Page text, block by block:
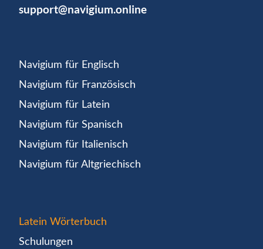
support@navigium.online
Navigium für Englisch
Navigium für Französisch
Navigium für Latein
Navigium für Spanisch
Navigium für Italienisch
Navigium für Altgriechisch
Latein Wörterbuch
Schulungen